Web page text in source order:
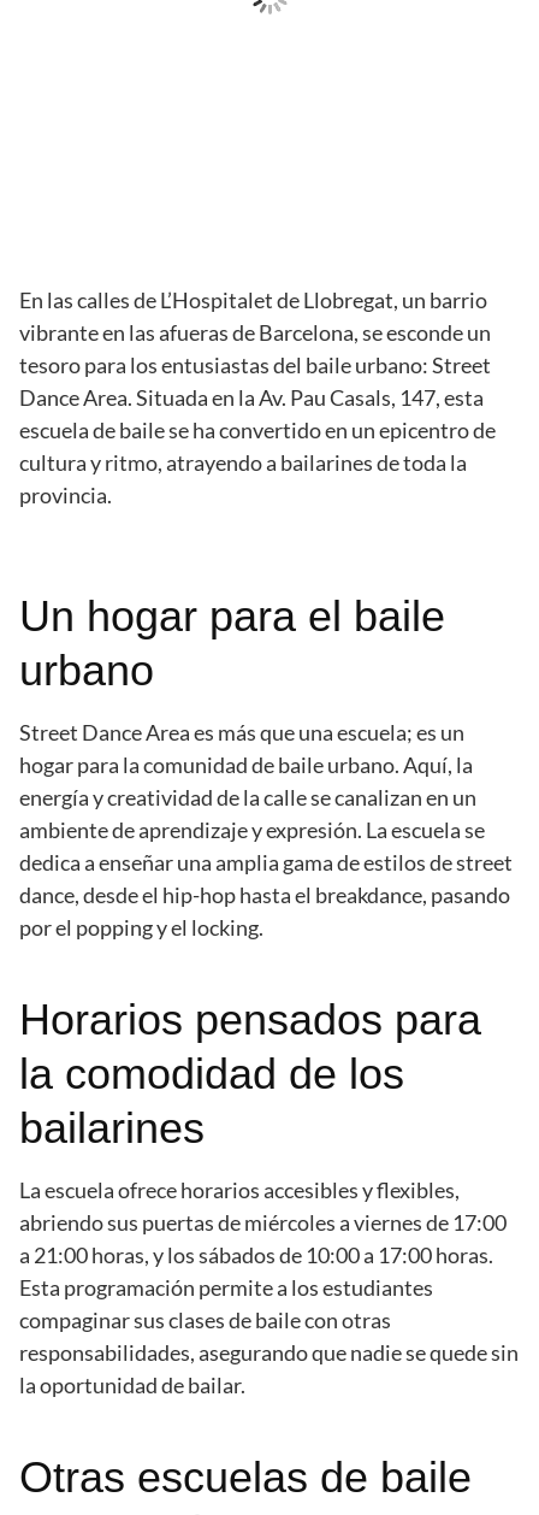
En las calles de L’Hospitalet de Llobregat, un barrio
vibrante en las afueras de Barcelona, se esconde un
tesoro para los entusiastas del baile urbano: Street
Dance Area. Situada en la Av. Pau Casals, 147, esta
escuela de baile se ha convertido en un epicentro de
cultura y ritmo, atrayendo a bailarines de toda la
provincia.
Un hogar para el baile
urbano
Street Dance Area es más que una escuela; es un
hogar para la comunidad de baile urbano. Aquí, la
energía y creatividad de la calle se canalizan en un
ambiente de aprendizaje y expresión. La escuela se
dedica a enseñar una amplia gama de estilos de street
dance, desde el hip-hop hasta el breakdance, pasando
por el popping y el locking.
Horarios pensados para
la comodidad de los
bailarines
La escuela ofrece horarios accesibles y flexibles,
abriendo sus puertas de miércoles a viernes de 17:00
a 21:00 horas, y los sábados de 10:00 a 17:00 horas.
Esta programación permite a los estudiantes
compaginar sus clases de baile con otras
responsabilidades, asegurando que nadie se quede sin
la oportunidad de bailar.
Otras escuelas de baile